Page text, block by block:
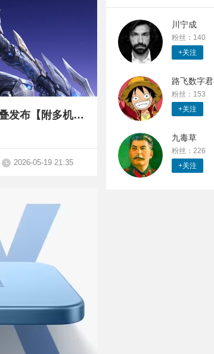
2599元起的拯救者手机Y70新一代，9999元起的联想moto razr Fold大折叠发布【附多机对比】
2026-05-19 21:35
川宁成
粉丝：140
+关注
路飞数字君
粉丝：153
+关注
九毒草
粉丝：226
+关注